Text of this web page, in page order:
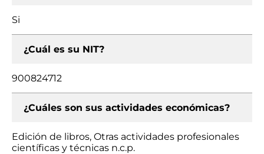
Si
¿Cuál es su NIT?
900824712
¿Cuáles son sus actividades económicas?
Edición de libros, Otras actividades profesionales
científicas y técnicas n.c.p.